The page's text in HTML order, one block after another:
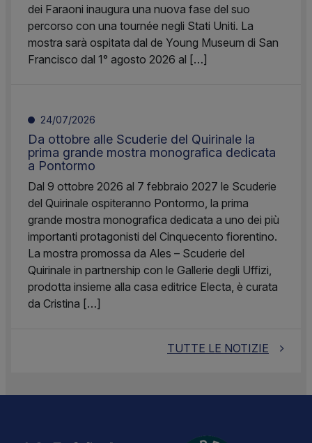
dei Faraoni inaugura una nuova fase del suo
percorso con una tournée negli Stati Uniti. La
mostra sarà ospitata dal de Young Museum di San
Francisco dal 1° agosto 2026 al […]
24/07/2026
Da ottobre alle Scuderie del Quirinale la
prima grande mostra monografica dedicata
a Pontormo
Dal 9 ottobre 2026 al 7 febbraio 2027 le Scuderie
del Quirinale ospiteranno Pontormo, la prima
grande mostra monografica dedicata a uno dei più
importanti protagonisti del Cinquecento fiorentino.
La mostra promossa da Ales – Scuderie del
Quirinale in partnership con le Gallerie degli Uffizi,
prodotta insieme alla casa editrice Electa, è curata
da Cristina […]
TUTTE LE NOTIZIE